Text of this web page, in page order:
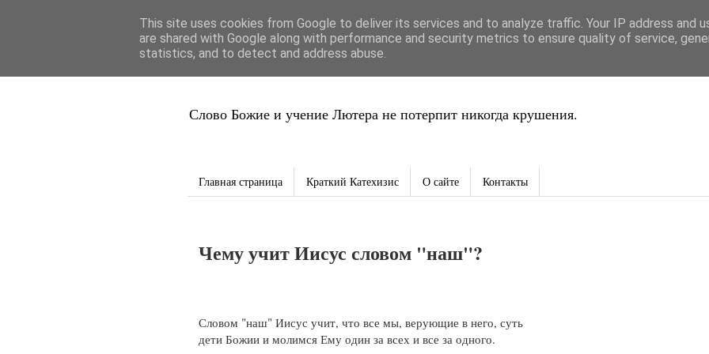
Благая Весть
Слово Божие и учение Лютера не потерпит никогда крушения.
Главная страница Краткий Катехизис О сайте Контакты
Чему учит Иисус словом "наш"?
Словом "наш" Иисус учит, что все мы, верующие в него, суть
дети Божии и молимся Ему один за всех и все за одного.
This site uses cookies from Google to deliver its services and to analyze traffic. Your IP address and
are shared with Google along with performance and security metrics to ensure quality of service,
statistics, and to detect and address abuse.